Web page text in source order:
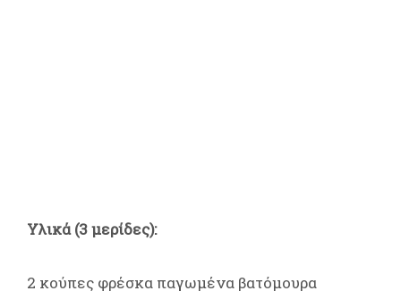
Υλικά (3 μερίδες):
2 κούπες φρέσκα παγωμένα βατόμουρα